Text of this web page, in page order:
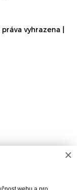
vyhrazena |
×